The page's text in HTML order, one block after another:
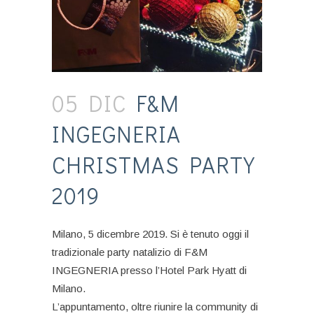
05 DIC F&M
INGEGNERIA
CHRISTMAS PARTY
2019
Milano, 5 dicembre 2019. Si è tenuto oggi il
tradizionale party natalizio di F&M
INGEGNERIA presso l’Hotel Park Hyatt di
Milano.
L’appuntamento, oltre riunire la community di